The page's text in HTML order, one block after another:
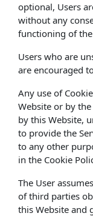
optional, Users
without any
functioning of the
Users who are
are encouraged
Any use of
Website or by
by this Website,
to provide the
to any other
in the Cookie
The User
of third parties
this Website and